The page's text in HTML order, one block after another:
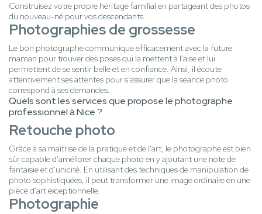
Construisez votre propre héritage familial en partageant des photos
du nouveau-né pour vos descendants.
Photographies de grossesse
Le bon photographe communique efficacement avec la future
maman pour trouver des poses qui la mettent à l'aise et lui
permettent de se sentir belle et en confiance. Ainsi, il écoute
attentivement ses attentes pour s'assurer que la séance photo
correspond à ses demandes.
Quels sont les services que propose le photographe
professionnel à Nice ?
Retouche photo
Grâce à sa maîtrise de la pratique et de l'art, le photographe est bien
sûr capable d'améliorer chaque photo en y ajoutant une note de
fantaisie et d'unicité. En utilisant des techniques de manipulation de
photo sophistiquées, il peut transformer une image ordinaire en une
pièce d'art exceptionnelle.
Photographie